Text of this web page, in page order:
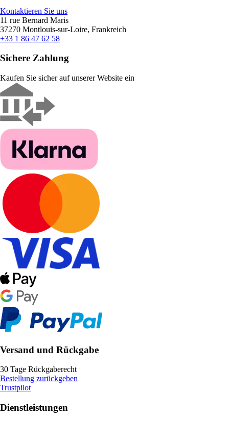
Kontaktieren Sie uns
11 rue Bernard Maris
37270 Montlouis-sur-Loire, Frankreich
+33 1 86 47 62 58
Sichere Zahlung
Kaufen Sie sicher auf unserer Website ein
Versand und Rückgabe
30 Tage Rückgaberecht
Bestellung zurückgeben
Trustpilot
Dienstleistungen